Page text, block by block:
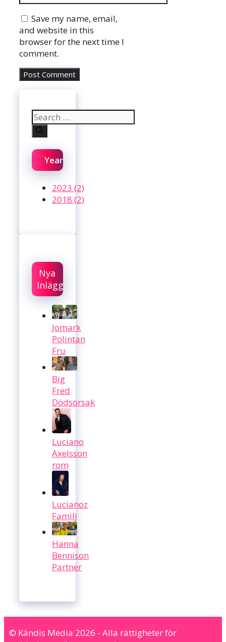
Save my name, email,
and website in this
browser for the next time I
comment.
Search
for:
Year
2023 (2)
2018 (2)
Nya
Inlägg
Jomark
Polintan
Fru
Big
Fred
Dödsorsak
Luciano
Axelsson
rom
Lucianoz
Familj
Hanna
Bennison
Partner
© Kändis Media 2026 - Alla rättigheter för